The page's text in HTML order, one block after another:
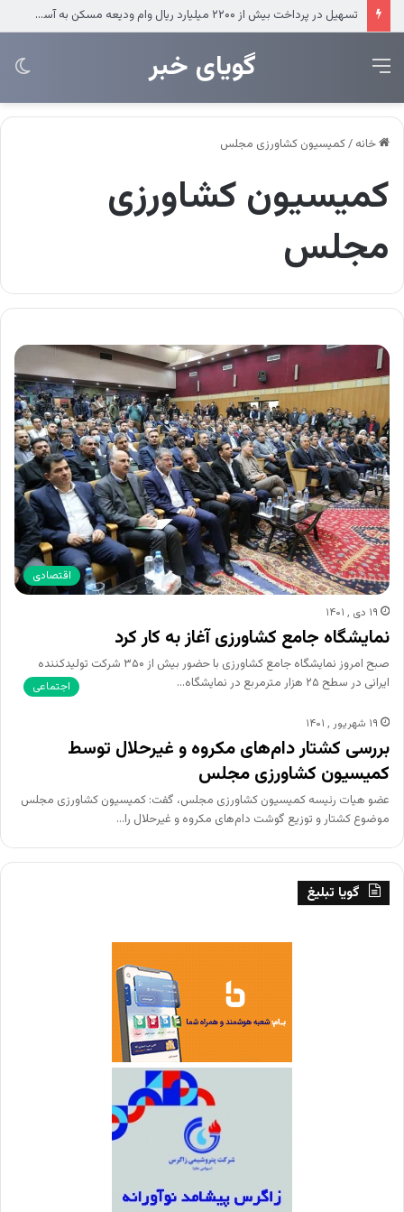
تسهیل در پرداخت بیش از ۲۲۰۰ میلیارد ریال وام ودیعه مسکن به آسیب‌دیدگان جنگ در هرمزگان
‌‌‌گویای خبر منو
خانه /کمیسیون کشاورزی مجلس
کمیسیون کشاورزی
مجلس
اقتصادی
۱۹ دی , ۱۴۰۱
نمایشگاه جامع کشاورزی آغاز به کار کرد
صبح امروز نمایشگاه جامع کشاورزی با حضور بیش از ۳۵۰ شرکت تولیدکننده
ایرانی در سطح ۲۵ هزار مترمربع در نمایشگاه…
اجتماعی
۱۹ شهریور , ۱۴۰۱
بررسی کشتار دام‌های ‌مکروه و غیرحلال توسط
کمیسیون کشاورزی مجلس
عضو هیات رئیسه کمیسیون کشاورزی مجلس، گفت: کمیسیون کشاورزی مجلس
موضوع کشتار و توزیع گوشت دام‌های مکروه و غیرحلال را…
گویا تبلیغ